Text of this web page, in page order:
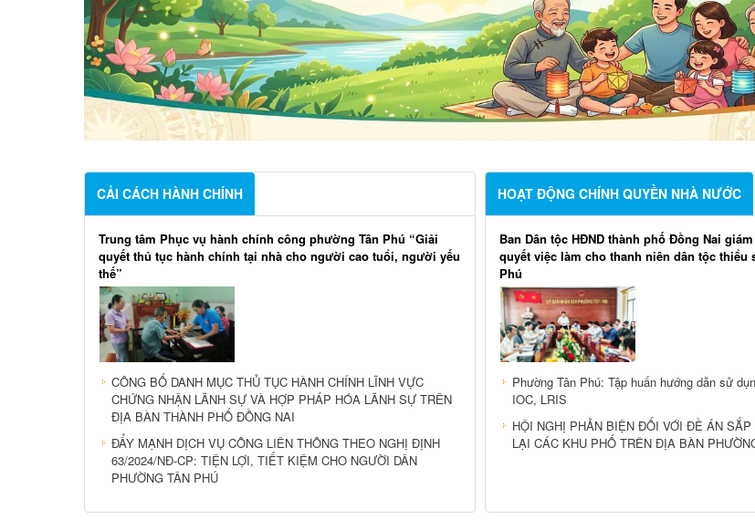
CẢI CÁCH HÀNH CHÍNH
Trung tâm Phục vụ hành chính công phường Tân Phú “Giải
quyết thủ tục hành chính tại nhà cho người cao tuổi, người yếu
thế”
CÔNG BỐ DANH MỤC THỦ TỤC HÀNH CHÍNH LĨNH VỰC
CHỨNG NHẬN LÃNH SỰ VÀ HỢP PHÁP HÓA LÃNH SỰ TRÊN
ĐỊA BÀN THÀNH PHỐ ĐỒNG NAI
ĐẨY MẠNH DỊCH VỤ CÔNG LIÊN THÔNG THEO NGHỊ ĐỊNH
63/2024/NĐ-CP: TIỆN LỢI, TIẾT KIỆM CHO NGƯỜI DÂN
PHƯỜNG TÂN PHÚ
HOẠT ĐỘNG CHÍNH QUYỀN NHÀ NƯỚC
Ban Dân tộc HĐND thành phố Đồng Nai
quyết việc làm cho thanh niên dân tộc thiểu
Phú
Phường Tân Phú: Tập huấn hướng dẫn sử
IOC, LRIS
HỘI NGHỊ PHẢN BIỆN ĐỐI VỚI ĐỀ ÁN SẮP
LẠI CÁC KHU PHỐ TRÊN ĐỊA BÀN